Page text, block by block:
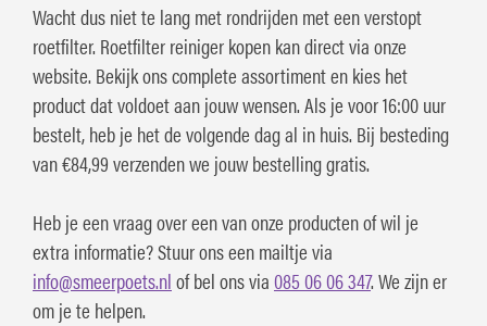
Wacht dus niet te lang met rondrijden met een verstopt
roetfilter. Roetfilter reiniger kopen kan direct via onze
website. Bekijk ons complete assortiment en kies het
product dat voldoet aan jouw wensen. Als je voor 16:00 uur
bestelt, heb je het de volgende dag al in huis. Bij besteding
van €84,99 verzenden we jouw bestelling gratis.
Heb je een vraag over een van onze producten of wil je
extra informatie? Stuur ons een mailtje via
info@smeerpoets.nlof bel ons via085 06 06 347. We zijn er
om je te helpen.